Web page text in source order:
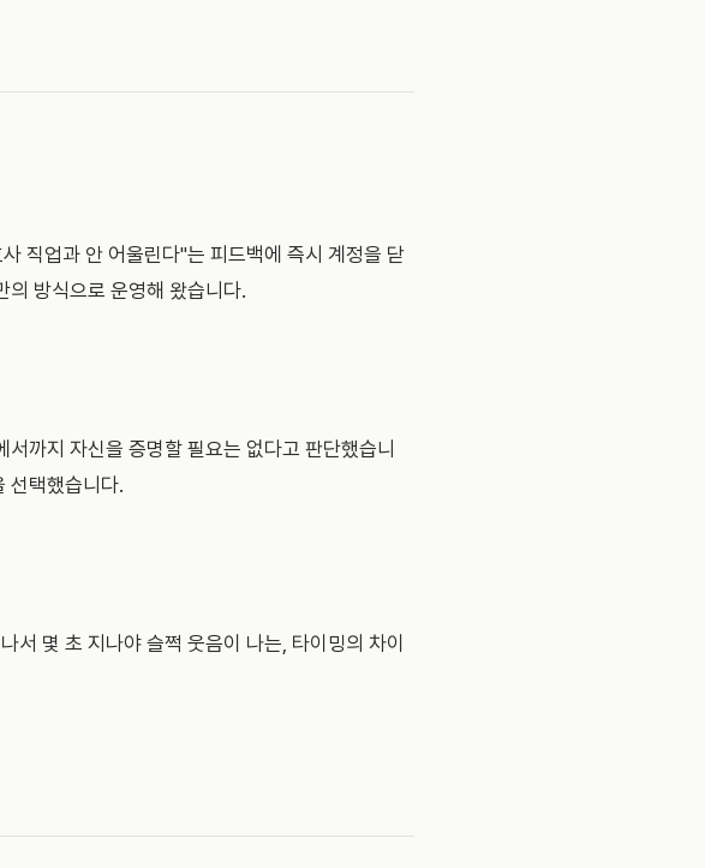
직업과 안 어울린다"는 피드백에 즉시 계정을 닫
의 방식으로 운영해 왔습니다.
까지 자신을 증명할 필요는 없다고 판단했습니
선택했습니다.
서 몇 초 지나야 슬쩍 웃음이 나는, 타이밍의 차이